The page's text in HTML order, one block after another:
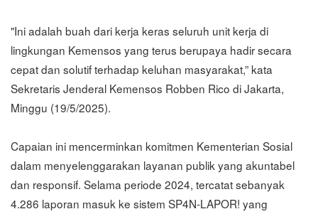
"Ini adalah buah dari kerja keras seluruh unit kerja di
lingkungan Kemensos yang terus berupaya hadir secara
cepat dan solutif terhadap keluhan masyarakat,” kata
Sekretaris Jenderal Kemensos Robben Rico di Jakarta,
Minggu (19/5/2025).
Capaian ini mencerminkan komitmen Kementerian Sosial
dalam menyelenggarakan layanan publik yang akuntabel
dan responsif. Selama periode 2024, tercatat sebanyak
4.286 laporan masuk ke sistem SP4N-LAPOR! yang